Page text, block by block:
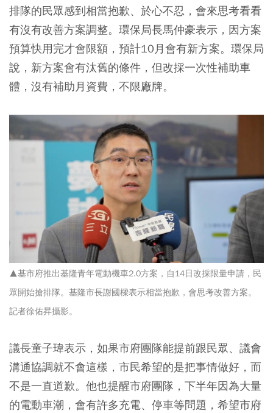
排隊的民眾感到相當抱歉、於心不忍，會來思考看看
有沒有改善方案調整。環保局長馬仲豪表示，因方案
預算快用完才會限額，預計10月會有新方案。環保局
說，新方案會有汰舊的條件，但改採一次性補助車
體，沒有補助月資費，不限廠牌。
▲基市府推出基隆青年電動機車2.0方案，自14日改採限量申請，民
眾開始搶排隊。基隆市長謝國樑表示相當抱歉，會思考改善方案。
記者徐佑昇攝影。
議長童子瑋表示，如果市府團隊能提前跟民眾、議會
溝通協調就不會這樣，市民希望的是把事情做好，而
不是一直道歉。他也提醒市府團隊，下半年因為大量
的電動車潮，會有許多充電、停車等問題，希望市府